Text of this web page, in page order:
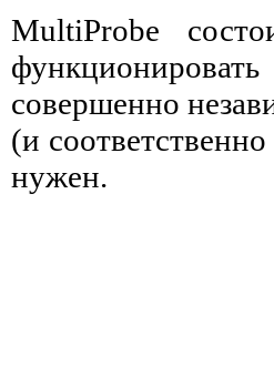
MultiProbe
совершенно
(и
нужен.